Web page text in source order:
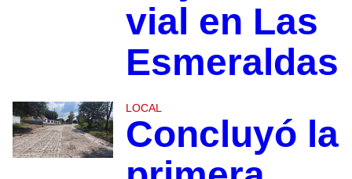
vial en Las
Esmeraldas
LOCAL
Concluyó la